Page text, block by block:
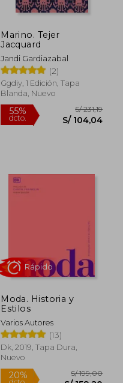
Marino. Tejer
Jacquard
Jandi Gardiazabal
(2)
Ggdiy, 1 Edición, Tapa
Blanda, Nuevo
Moda. Historia y
Estilos
Varios Autores
(13)
Dk, 2019, Tapa Dura,
Nuevo